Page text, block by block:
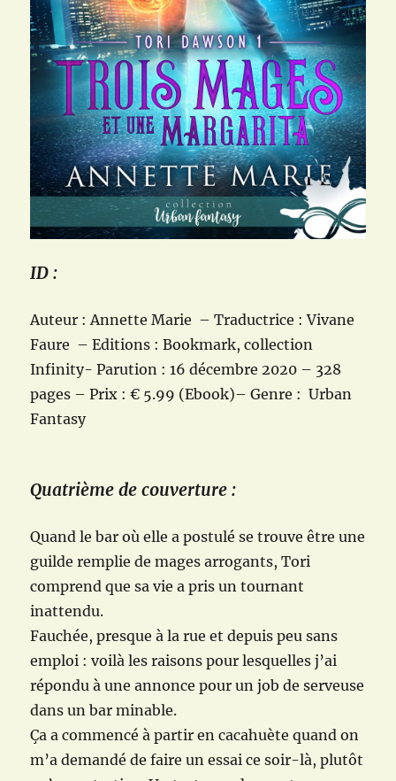
ID :
Auteur : Annette Marie – Traductrice : Vivane
Faure – Editions : Bookmark, collection
Infinity- Parution : 16 décembre 2020 – 328
pages – Prix : € 5.99 (Ebook)– Genre : Urban
Fantasy
Quatrième de couverture :
Quand le bar où elle a postulé se trouve être une
guilde remplie de mages arrogants, Tori
comprend que sa vie a pris un tournant
inattendu.
Fauchée, presque à la rue et depuis peu sans
emploi : voilà les raisons pour lesquelles j’ai
répondu à une annonce pour un job de serveuse
dans un bar minable.
Ça a commencé à partir en cacahuète quand on
m’a demandé de faire un essai ce soir-là, plutôt